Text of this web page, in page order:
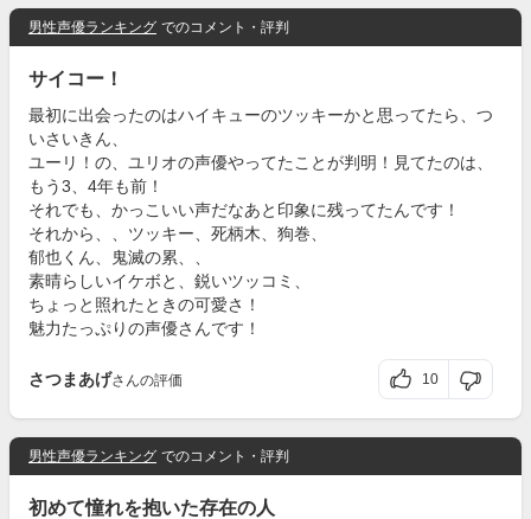
男性声優ランキング でのコメント・評判
サイコー！
最初に出会ったのはハイキューのツッキーかと思ってたら、つ
いさいきん、
ユーリ！の、ユリオの声優やってたことが判明！見てたのは、
もう3、4年も前！
それでも、かっこいい声だなあと印象に残ってたんです！
それから、、ツッキー、死柄木、狗巻、
郁也くん、鬼滅の累、、
素晴らしいイケボと、鋭いツッコミ、
ちょっと照れたときの可愛さ！
魅力たっぷりの声優さんです！
さつまあげさんの評価 10
男性声優ランキング でのコメント・評判
初めて憧れを抱いた存在の人